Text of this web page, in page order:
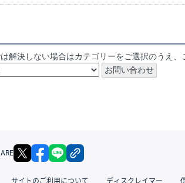
は解決しない場合はカテゴリーをご選択のうえ、
X facebook
サイトのご利用について ディスクレイマー